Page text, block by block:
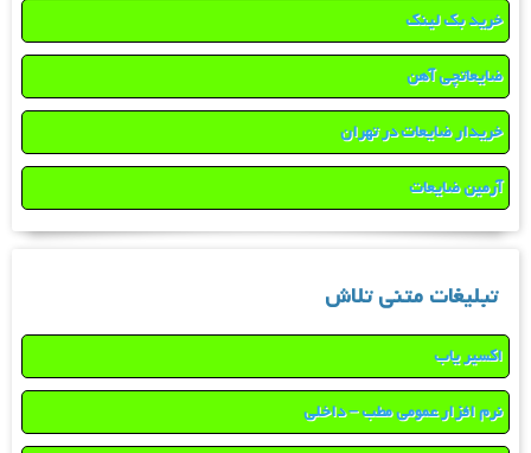
خرید بک لینک
ضایعاتچی آهن
خریدار ضایعات در تهران
آرمین ضایعات
تبلیغات متنی تلاش
اکسیر یاب
نرم افزار عمومی مطب – داخلی